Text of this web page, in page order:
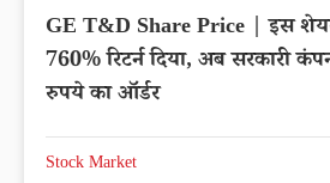
GE T&D Share Price | इस
760% रिटर्न दिया, अब सरकारी
रुपये का ऑर्डर
Stock Market